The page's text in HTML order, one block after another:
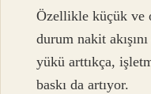
Özellikle küçük ve
durum nakit
yükü arttıkça,
baskı da artıyor.